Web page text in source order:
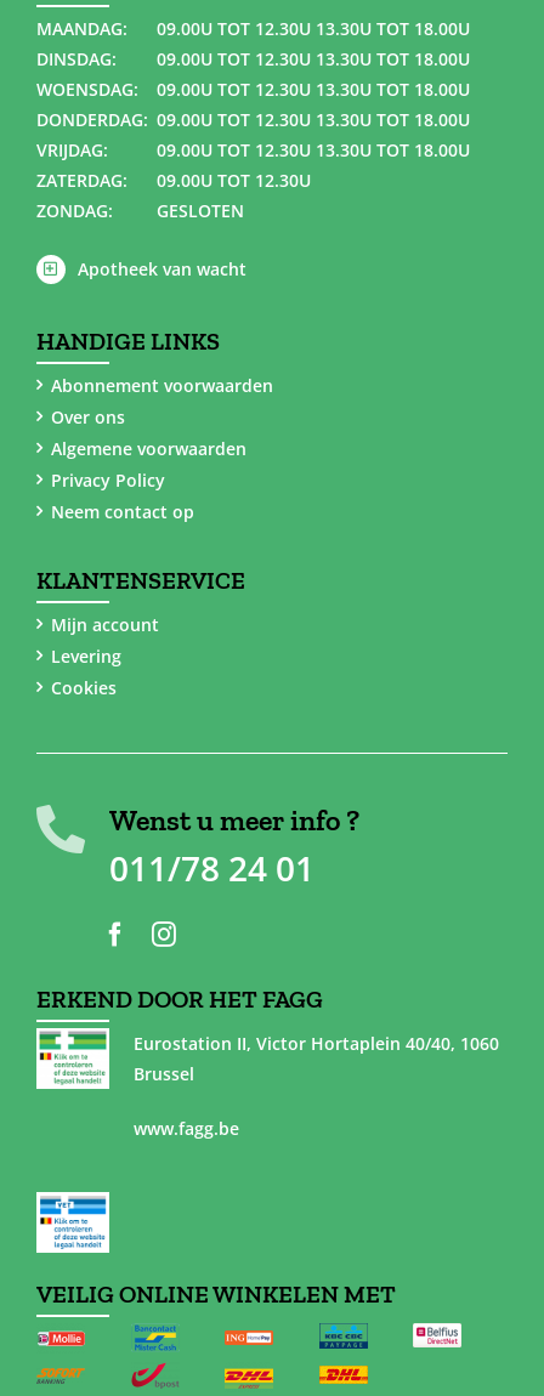
MAANDAG:
09.00U TOT 12.30U 13.30U TOT 18.00U
DINSDAG:
09.00U TOT 12.30U 13.30U TOT 18.00U
WOENSDAG:
09.00U TOT 12.30U 13.30U TOT 18.00U
DONDERDAG: 09.00U TOT 12.30U 13.30U TOT 18.00U
VRIJDAG:
09.00U TOT 12.30U 13.30U TOT 18.00U
ZATERDAG:
09.00U TOT 12.30U
ZONDAG:
GESLOTEN
Apotheek van wacht
HANDIGE LINKS
Abonnement voorwaarden
Over ons
Algemene voorwaarden
Privacy Policy
Neem contact op
KLANTENSERVICE
Mijn account
Levering
Cookies
Wenst u meer info ?
011/78 24 01
ERKEND DOOR HET FAGG
Eurostation II, Victor Hortaplein 40/40, 1060
Brussel
www.fagg.be
VEILIG ONLINE WINKELEN MET